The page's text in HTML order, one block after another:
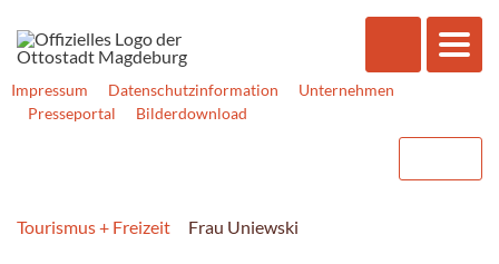
Impressum Datenschutzinformation
Unternehmen
Presseportal
Bilderdownload
Tourismus + Freizeit Frau Uniewski